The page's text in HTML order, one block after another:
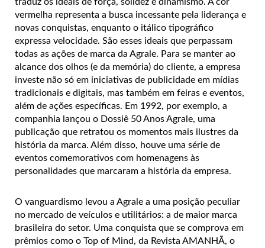
vermelha representa a busca incessante pela liderança e
novas conquistas, enquanto o itálico tipográfico
expressa velocidade. São esses ideais que perpassam
todas as ações de marca da Agrale. Para se manter ao
alcance dos olhos (e da memória) do cliente, a empresa
investe não só em iniciativas de publicidade em mídias
tradicionais e digitais, mas também em feiras e eventos,
além de ações específicas. Em 1992, por exemplo, a
companhia lançou o Dossiê 50 Anos Agrale, uma
publicação que retratou os momentos mais ilustres da
história da marca. Além disso, houve uma série de
eventos comemorativos com homenagens às
personalidades que marcaram a história da empresa.
O vanguardismo levou a Agrale a uma posição peculiar
no mercado de veículos e utilitários: a de maior marca
brasileira do setor. Uma conquista que se comprova em
prêmios como o Top of Mind, da Revista AMANHÃ, o